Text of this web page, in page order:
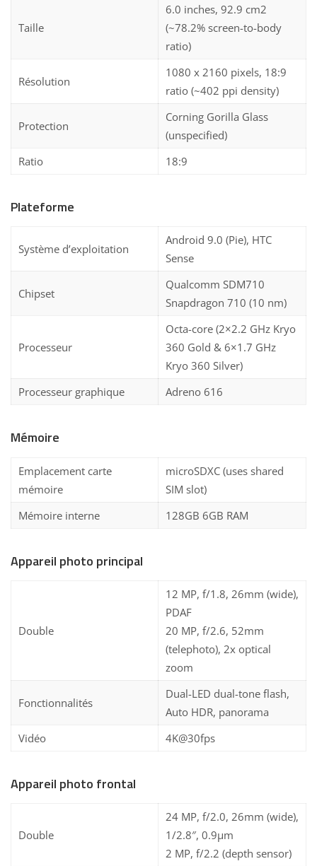
Taille
6.0 inches, 92.9 cm2
(~78.2% screen-to-body
ratio)
Résolution
1080 x 2160 pixels, 18:9
ratio (~402 ppi density)
Protection
Corning Gorilla Glass
(unspecified)
Ratio
18:9
Plateforme
Système d’exploitation
Android 9.0 (Pie), HTC
Sense
Chipset
Qualcomm SDM710
Snapdragon 710 (10 nm)
Processeur
Octa-core (2×2.2 GHz Kryo
360 Gold & 6×1.7 GHz
Kryo 360 Silver)
Processeur graphique
Adreno 616
Mémoire
Emplacement carte
mémoire
microSDXC (uses shared
SIM slot)
Mémoire interne
128GB 6GB RAM
Appareil photo principal
Double
12 MP, f/1.8, 26mm (wide),
PDAF
20 MP, f/2.6, 52mm
(telephoto), 2x optical
zoom
Fonctionnalités
Dual-LED dual-tone flash,
Auto HDR, panorama
Vidéo
4K@30fps
Appareil photo frontal
Double
24 MP, f/2.0, 26mm (wide),
1/2.8″, 0.9µm
2 MP, f/2.2 (depth sensor)